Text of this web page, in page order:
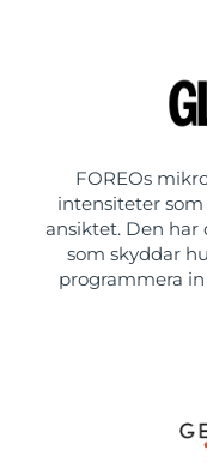
FOREOs
intensiteter
ansiktet. Den har
som skyddar
programmera